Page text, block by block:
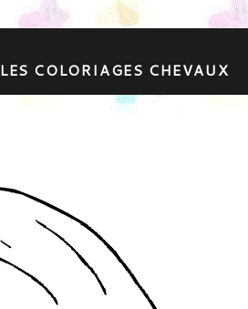
LES COLORIAGES CHEVAUX